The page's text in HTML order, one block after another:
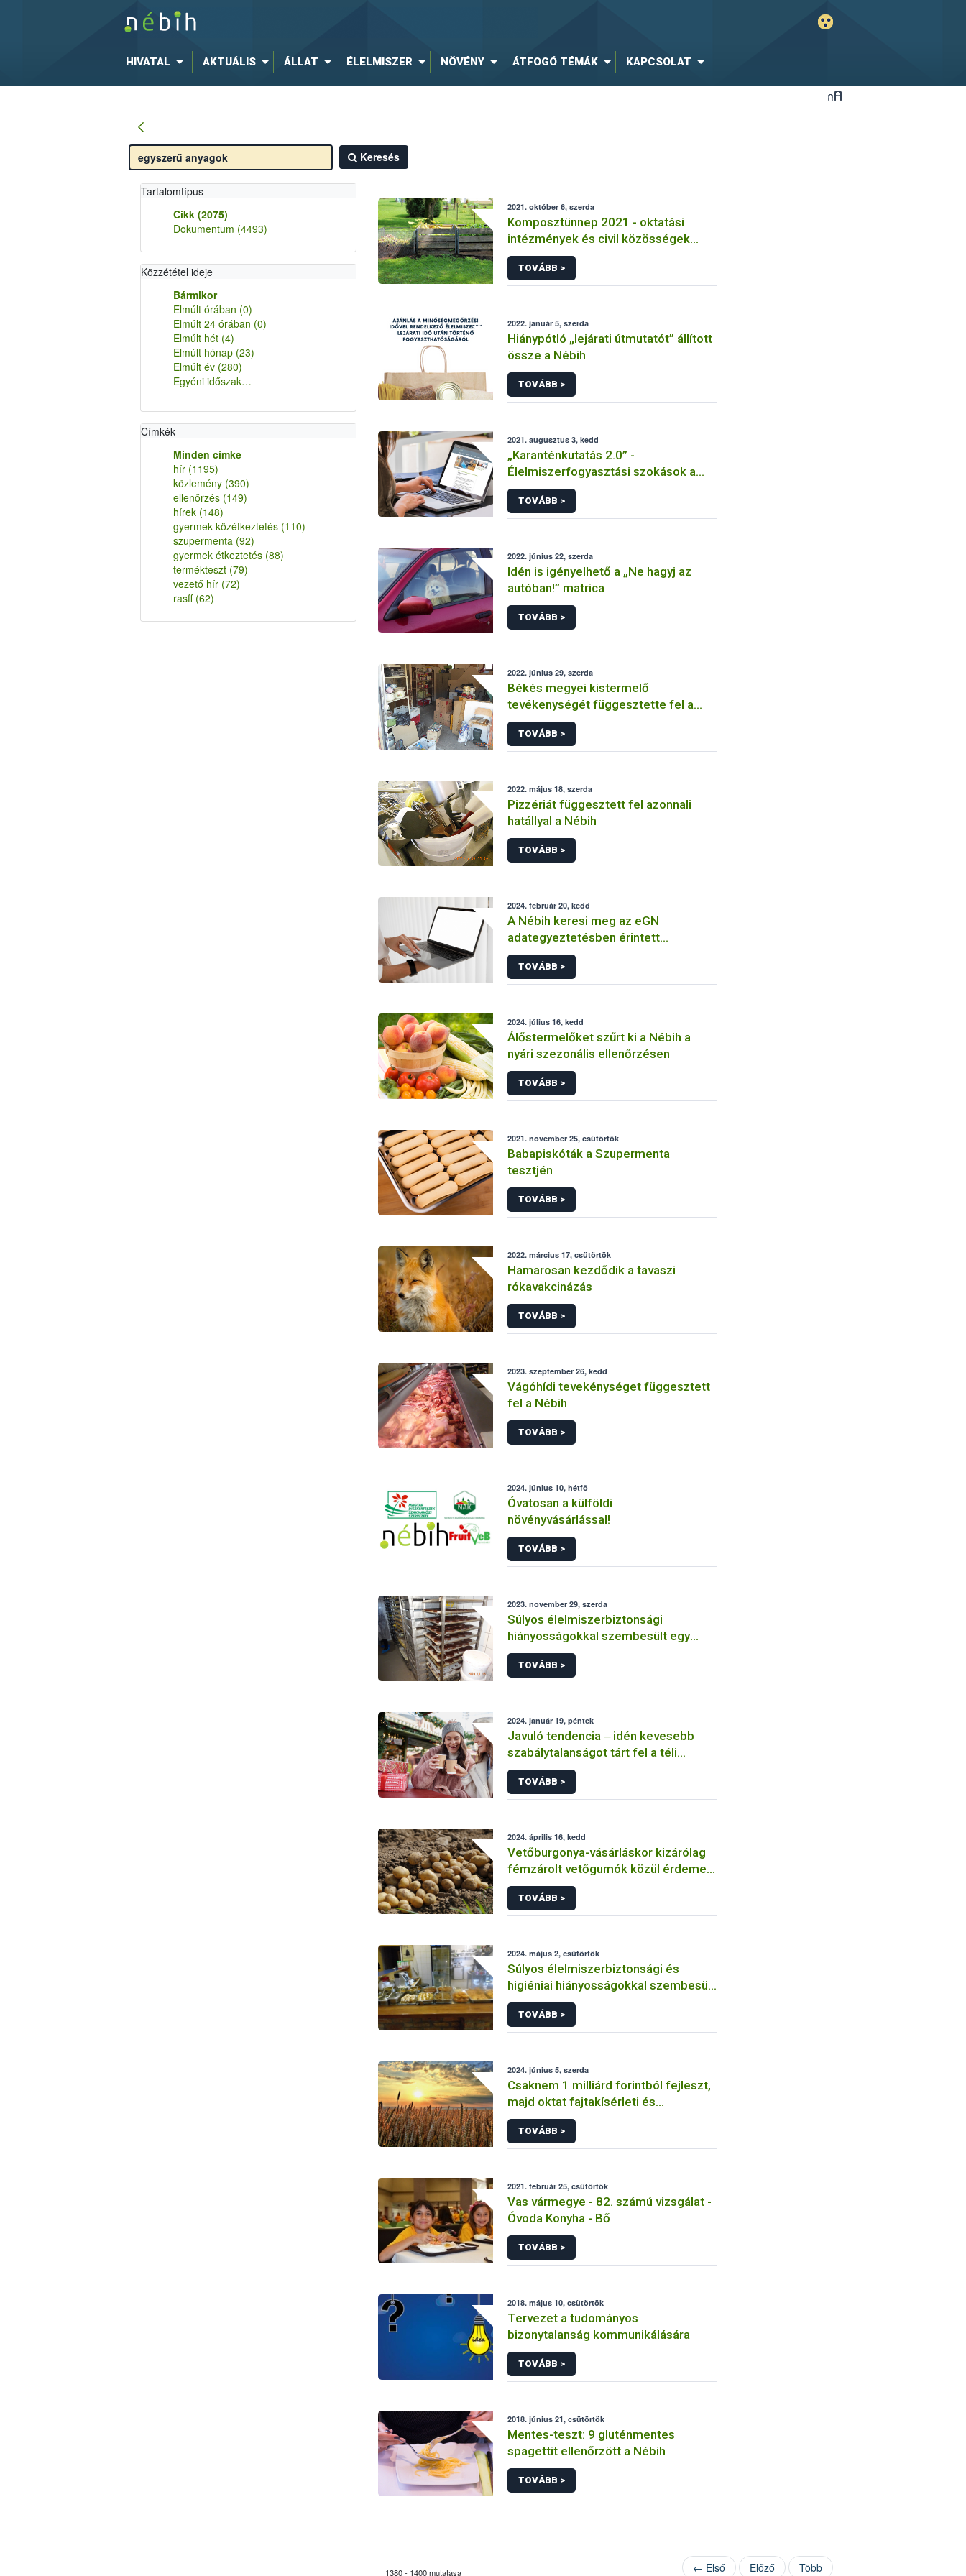
HIVATAL AKTUÁLIS ÁLLAT ÉLELMISZER NÖVÉNY ÁTFOGÓ TÉMÁK KAPCSOLAT
Keresés
Tartalomtípus
Cikk (2075)
Dokumentum (4493)
Közzététel ideje
Bármikor
Elmúlt órában (0)
Elmúlt 24 órában (0)
Elmúlt hét (4)
Elmúlt hónap (23)
Elmúlt év (280)
Egyéni időszak…
Címkék
Minden címke
hír (1195)
közlemény (390)
ellenőrzés (149)
hírek (148)
gyermek közétkeztetés (110)
szupermenta (92)
gyermek étkeztetés (88)
termékteszt (79)
vezető hír (72)
rasff (62)
2021. október 6, szerda
Komposztünnep 2021 - oktatási
intézmények és civil közösségek
számára hirdet pályázatot a Humusz
Szövetség és a Nébih
TOVÁBB >
2022. január 5, szerda
Hiánypótló „lejárati útmutatót” állított
össze a Nébih
TOVÁBB >
2021. augusztus 3, kedd
„Karanténkutatás 2.0” -
Élelmiszerfogyasztási szokások a
Covid-19 járvány harmadik hullámában
TOVÁBB >
2022. június 22, szerda
Idén is igényelhető a „Ne hagyj az
autóban!” matrica
TOVÁBB >
2022. június 29, szerda
Békés megyei kistermelő
tevékenységét függesztette fel a
Nébih
TOVÁBB >
2022. május 18, szerda
Pizzériát függesztett fel azonnali
hatállyal a Nébih
TOVÁBB >
2024. február 20, kedd
A Nébih keresi meg az eGN
adategyeztetésben érintett
gazdálkodókat
TOVÁBB >
2024. július 16, kedd
Álőstermelőket szűrt ki a Nébih a
nyári szezonális ellenőrzésen
TOVÁBB >
2021. november 25, csütörtök
Babapiskóták a Szupermenta
tesztjén
TOVÁBB >
2022. március 17, csütörtök
Hamarosan kezdődik a tavaszi
rókavakcinázás
TOVÁBB >
2023. szeptember 26, kedd
Vágóhídi tevekénységet függesztett
fel a Nébih
TOVÁBB >
2024. június 10, hétfő
Óvatosan a külföldi
növényvásárlással!
TOVÁBB >
2023. november 29, szerda
Súlyos élelmiszerbiztonsági
hiányosságokkal szembesült egy
pékségben a Nébih
TOVÁBB >
2024. január 19, péntek
Javuló tendencia ‒ idén kevesebb
szabálytalanságot tárt fel a téli
szezonális ellenőrzés
TOVÁBB >
2024. április 16, kedd
Vetőburgonya-vásárláskor kizárólag
fémzárolt vetőgumók közül érdemes
választani
TOVÁBB >
2024. május 2, csütörtök
Súlyos élelmiszerbiztonsági és
higiéniai hiányosságokkal szembesült
egy fővárosi vendéglátóhelyen a
Nébih
TOVÁBB >
2024. június 5, szerda
Csaknem 1 milliárd forintból fejleszt,
majd oktat fajtakísérleti és
fajtakitermesztő állomásain a Nébih
TOVÁBB >
2021. február 25, csütörtök
Vas vármegye - 82. számú vizsgálat -
Óvoda Konyha - Bő
TOVÁBB >
2018. május 10, csütörtök
Tervezet a tudományos
bizonytalanság kommunikálására
TOVÁBB >
2018. június 21, csütörtök
Mentes-teszt: 9 gluténmentes
spagettit ellenőrzött a Nébih
TOVÁBB >
1380 - 1400 mutatása ← Első Előző Több